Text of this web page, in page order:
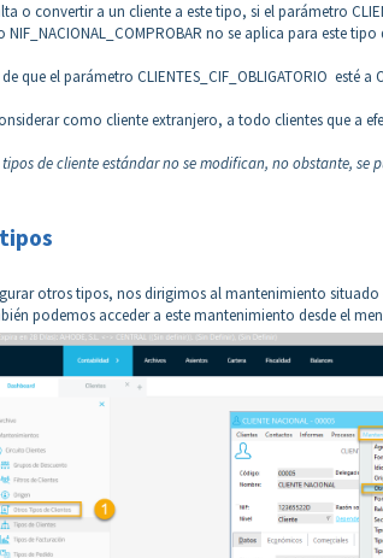
o convertir a un cliente a este tipo, si el parámetro
no se aplica para este tipo
que el parámetro CLIENTES_CIF_OBLIGATORIO
como cliente extranjero, a todo clientes que a
tipos de cliente estándar no se modifican, no obstante,
otros tipos, nos dirigimos al mantenimiento situado
podemos acceder a este mantenimiento desde el